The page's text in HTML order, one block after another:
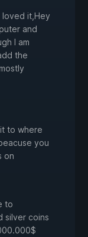
loved it,Hey
and
I am
the
to where
you
on
to
silver coins